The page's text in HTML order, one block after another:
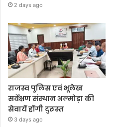
2 days ago
राजस्व पुलिस एवं भूलेख
सर्वेक्षण संस्थान अल्मोड़ा की
सेवायें होंगी दुरूस्त
3 days ago